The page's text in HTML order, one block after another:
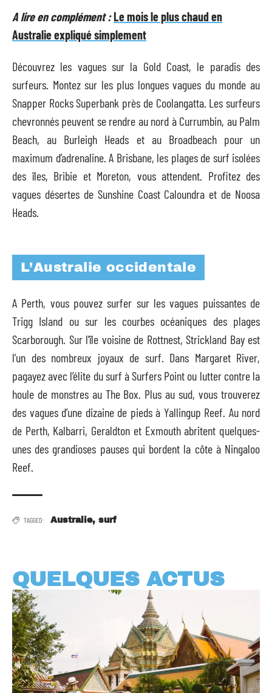
A lire en complément :Le mois le plus chaud en
Australie expliqué simplement
Découvrez les vagues sur la Gold Coast, le paradis des
surfeurs. Montez sur les plus longues vagues du monde au
Snapper Rocks Superbank près de Coolangatta. Les surfeurs
chevronnés peuvent se rendre au nord à Currumbin, au Palm
Beach, au Burleigh Heads et au Broadbeach pour un
maximum d’adrenaline. A Brisbane, les plages de surf isolées
des îles, Bribie et Moreton, vous attendent. Profitez des
vagues désertes de Sunshine Coast Caloundra et de Noosa
Heads.
L’Australie occidentale
A Perth, vous pouvez surfer sur les vagues puissantes de
Trigg Island ou sur les courbes océaniques des plages
Scarborough. Sur l’île voisine de Rottnest, Strickland Bay est
l’un des nombreux joyaux de surf. Dans Margaret River,
pagayez avec l’élite du surf à Surfers Point ou lutter contre la
houle de monstres au The Box. Plus au sud, vous trouverez
des vagues d’une dizaine de pieds à Yallingup Reef. Au nord
de Perth, Kalbarri, Geraldton et Exmouth abritent quelques-
unes des grandioses pauses qui bordent la côte à Ningaloo
Reef.
TAGGED: Australie, surf
QUELQUES ACTUS